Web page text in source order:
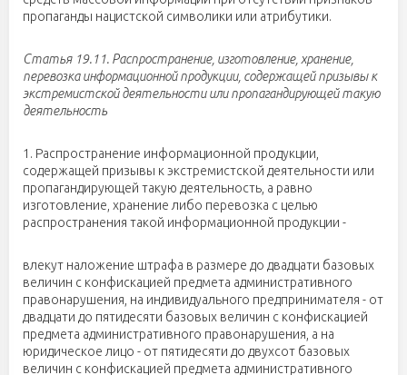
пропаганды нацистской символики или атрибутики.
Статья 19.11. Распространение, изготовление, хранение,
перевозка информационной продукции, содержащей призывы к
экстремистской деятельности или пропагандирующей такую
деятельность
1. Распространение информационной продукции,
содержащей призывы к экстремистской деятельности или
пропагандирующей такую деятельность, а равно
изготовление, хранение либо перевозка с целью
распространения такой информационной продукции -
влекут наложение штрафа в размере до двадцати базовых
величин с конфискацией предмета административного
правонарушения, на индивидуального предпринимателя - от
двадцати до пятидесяти базовых величин с конфискацией
предмета административного правонарушения, а на
юридическое лицо - от пятидесяти до двухсот базовых
величин с конфискацией предмета административного